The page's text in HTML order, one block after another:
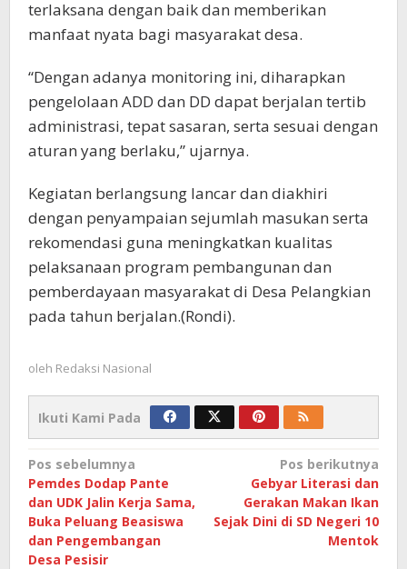
terlaksana dengan baik dan memberikan
manfaat nyata bagi masyarakat desa.
“Dengan adanya monitoring ini, diharapkan
pengelolaan ADD dan DD dapat berjalan tertib
administrasi, tepat sasaran, serta sesuai dengan
aturan yang berlaku,” ujarnya.
Kegiatan berlangsung lancar dan diakhiri
dengan penyampaian sejumlah masukan serta
rekomendasi guna meningkatkan kualitas
pelaksanaan program pembangunan dan
pemberdayaan masyarakat di Desa Pelangkian
pada tahun berjalan.(Rondi).
oleh Redaksi Nasional
Ikuti Kami Pada
Navigasi
pos
Pos sebelumnya
Pemdes Dodap Pante
dan UDK Jalin Kerja Sama,
Buka Peluang Beasiswa
dan Pengembangan
Desa Pesisir
Pos berikutnya
Gebyar Literasi dan
Gerakan Makan Ikan
Sejak Dini di SD Negeri 10
Mentok